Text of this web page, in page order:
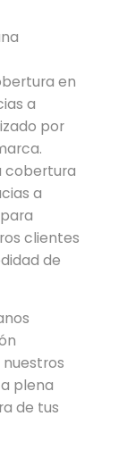
en
a
por
cobertura
a
clientes
de
plena
de tus